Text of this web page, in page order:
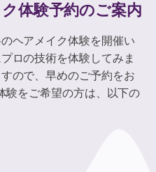
体験予約のご案内
ヘアメイク体験を開催い
ロの技術を体験してみま
ので、早めのご予約をお
験をご希望の方は、以下の